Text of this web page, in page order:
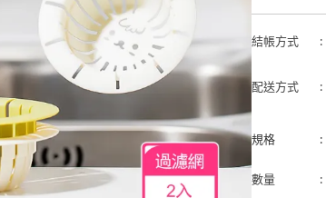
結帳方式 :
配送方式
:
規格
:
數量 :